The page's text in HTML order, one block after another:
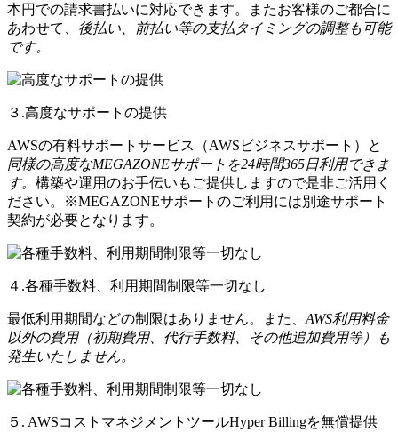
本円での請求書払いに対応できます。またお客様のご都合に
あわせて、 後払い、前払い等の支払タイミングの調整も可能
です。
３.高度なサポートの提供
AWSの有料サポートサービス（AWSビジネスサポート）と
同様の高度なMEGAZONEサポートを24時間365日利用できま
す。 構築や運用のお手伝いもご提供しますので是非ご活用く
ださい。※MEGAZONEサポートのご利用には別途サポート
契約が必要となります。
４.各種手数料、利用期間制限等一切なし
最低利用期間などの制限はありません。また、 AWS利用料金
以外の費用（初期費用、代行手数料、その他追加費用等）も
発生いたしません。
５. AWSコストマネジメントツールHyper Billingを無償提供